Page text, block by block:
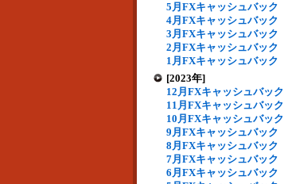
5月FXキャッシュバック
4月FXキャッシュバック
3月FXキャッシュバック
2月FXキャッシュバック
1月FXキャッシュバック
[2023年]
12月FXキャッシュバック
11月FXキャッシュバック
10月FXキャッシュバック
9月FXキャッシュバック
8月FXキャッシュバック
7月FXキャッシュバック
6月FXキャッシュバック